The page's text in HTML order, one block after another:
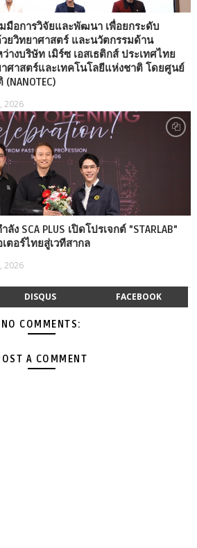
มือการวิจัยและพัฒนา เพื่อยกระดับ
ยวิทยาศาสตร์ และนวัตกรรมด้าน
างบริษัท เมิร์ซ เอสเธติกส์ ประเทศไทย
ศาสตร์และเทคโนโลยีแห่งชาติ โดยศูนย์
2026
ลัง SCA PLUS เปิดโปรเจกต์ "STARLAB"
ตอร์ไทยสู่เวทีสากล
2026
DISQUS FACEBOOK
NO COMMENTS:
A COMMENT